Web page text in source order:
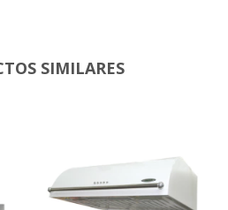
SIMILARES